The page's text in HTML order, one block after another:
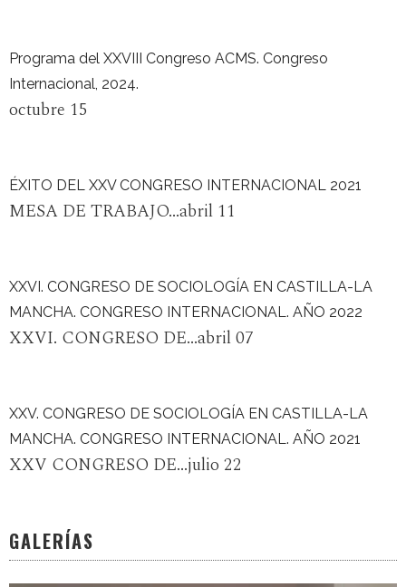
Programa del XXVIII Congreso ACMS. Congreso
Internacional, 2024.
octubre 15
ÉXITO DEL XXV CONGRESO INTERNACIONAL 2021
MESA DE TRABAJO...abril 11
XXVI. CONGRESO DE SOCIOLOGÍA EN CASTILLA-LA
MANCHA. CONGRESO INTERNACIONAL. AÑO 2022
XXVI. CONGRESO DE...abril 07
XXV. CONGRESO DE SOCIOLOGÍA EN CASTILLA-LA
MANCHA. CONGRESO INTERNACIONAL. AÑO 2021
XXV CONGRESO DE...julio 22
GALERÍAS